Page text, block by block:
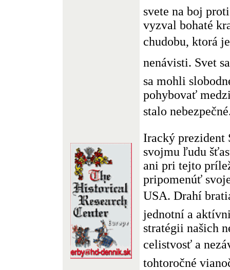
svete na boj
vyzval bohaté
chudobu, ktorá je
nenávisti. Svet
sa mohli
pohybovať
stalo
Iracký prezident
svojmu ľudu
ani pri tejto
pripomenúť
USA. Drahí
jednotní a
stratégii našich
celistvosť a
tohtoročné